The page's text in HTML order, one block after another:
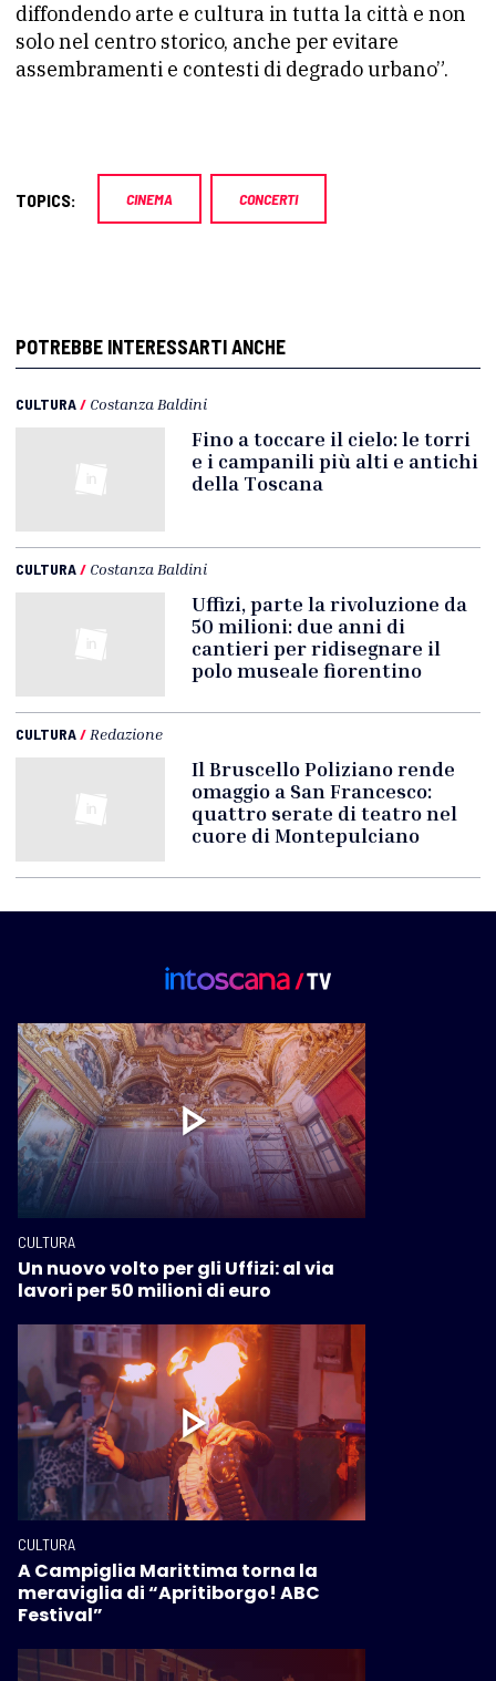
diffondendo arte e cultura in tutta la città e non
solo nel centro storico, anche per evitare
assembramenti e contesti di degrado urbano”.
TOPICS: CINEMA CONCERTI
POTREBBE INTERESSARTI ANCHE
CULTURA/ Costanza Baldini
Fino a toccare il cielo: le torri
e i campanili più alti e antichi
della Toscana
CULTURA/ Costanza Baldini
Uffizi, parte la rivoluzione da
50 milioni: due anni di
cantieri per ridisegnare il
polo museale fiorentino
CULTURA/ Redazione
Il Bruscello Poliziano rende
omaggio a San Francesco:
quattro serate di teatro nel
cuore di Montepulciano
CULTURA
Un nuovo volto per gli Uffizi: al via
lavori per 50 milioni di euro
CULTURA
A Campiglia Marittima torna la
meraviglia di “Apritiborgo! ABC
Festival”